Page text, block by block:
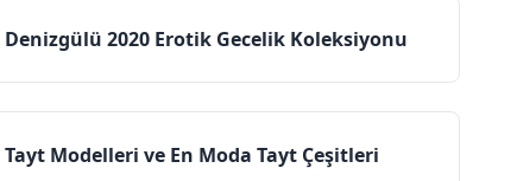
Denizgülü 2020 Erotik Gecelik Koleksiyonu
Tayt Modelleri ve En Moda Tayt Çeşitleri